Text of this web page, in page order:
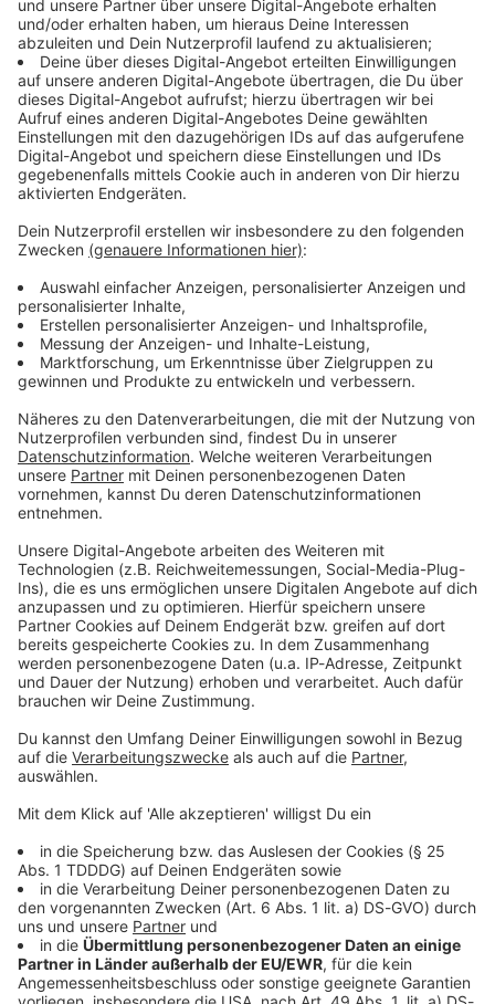
Immer auf dem Laufenden
bleiben!
Verpass' nichts mehr - mit unserem kostenlosen
ANTENNE BAYERN Newsletter. Ob Nachrichten,
Lifestyle oder unsere neuesten Aktionen - wir
informieren dich.
Zum Newsletter anmelden
Du möchtest uns etwas sagen?
Studio Hotline
Kontaktformular
Sprachnachricht
© dpa-infocom, dpa:260120-930-569593/1
Welt